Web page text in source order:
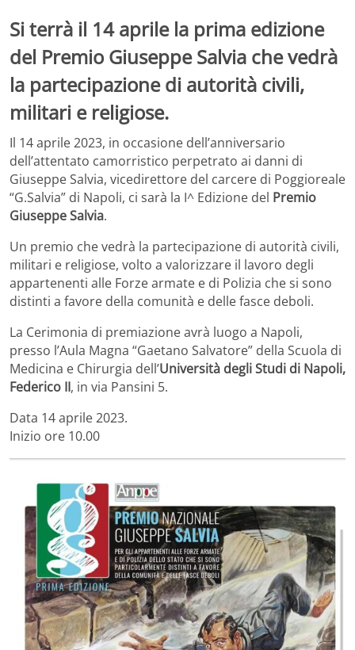
Si terrà il 14 aprile la prima edizione
del Premio Giuseppe Salvia che vedrà
la partecipazione di autorità civili,
militari e religiose.
Il 14 aprile 2023, in occasione dell’anniversario
dell’attentato camorristico perpetrato ai danni di
Giuseppe Salvia, vicedirettore del carcere di Poggioreale
“G.Salvia” di Napoli, ci sarà la I^ Edizione del Premio
Giuseppe Salvia.
Un premio che vedrà la partecipazione di autorità civili,
militari e religiose, volto a valorizzare il lavoro degli
appartenenti alle Forze armate e di Polizia che si sono
distinti a favore della comunità e delle fasce deboli.
La Cerimonia di premiazione avrà luogo a Napoli,
presso l’Aula Magna “Gaetano Salvatore” della Scuola di
Medicina e Chirurgia dell’Università degli Studi di Napoli,
Federico II, in via Pansini 5.
Data 14 aprile 2023.
Inizio ore 10.00